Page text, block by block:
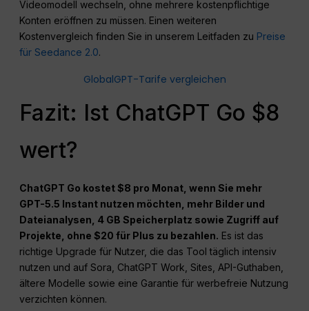
Videomodell wechseln, ohne mehrere kostenpflichtige
Konten eröffnen zu müssen. Einen weiteren
Kostenvergleich finden Sie in unserem Leitfaden zu Preise
für Seedance 2.0.
GlobalGPT-Tarife vergleichen
Fazit: Ist ChatGPT Go $8
wert?
ChatGPT Go kostet $8 pro Monat, wenn Sie mehr
GPT-5.5 Instant nutzen möchten, mehr Bilder und
Dateianalysen, 4 GB Speicherplatz sowie Zugriff auf
Projekte, ohne $20 für Plus zu bezahlen. Es ist das
richtige Upgrade für Nutzer, die das Tool täglich intensiv
nutzen und auf Sora, ChatGPT Work, Sites, API-Guthaben,
ältere Modelle sowie eine Garantie für werbefreie Nutzung
verzichten können.